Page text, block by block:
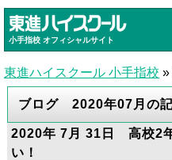
小手指校 オフィシャルサイト
東進ハイスクール 小手指校 »
ブログ 2020年07月の
2020年 7月 31日 高校2
い！